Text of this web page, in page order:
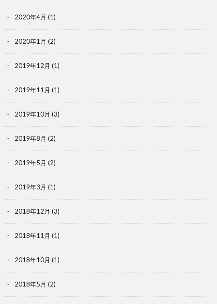
2020年4月 (1)
2020年1月 (2)
2019年12月 (1)
2019年11月 (1)
2019年10月 (3)
2019年8月 (2)
2019年5月 (2)
2019年3月 (1)
2018年12月 (3)
2018年11月 (1)
2018年10月 (1)
2018年5月 (2)